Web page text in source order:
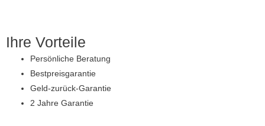
springen
Ihre Vorteile
Persönliche Beratung
Bestpreisgarantie
Geld-zurück-Garantie
2 Jahre Garantie